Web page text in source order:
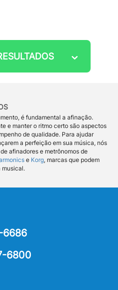
é fundamental a afinação.
e manter o ritmo certo são aspectos
de qualidade. Para ajudar
a perfeição em sua música, nós
afinadores e metrônomos de
e Korg, marcas que podem
musical.
6686
6800